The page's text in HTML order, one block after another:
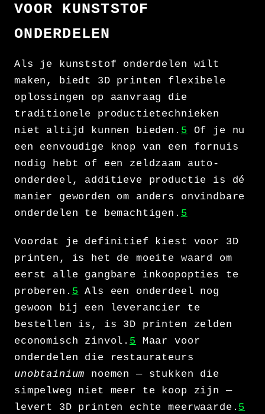
VOOR KUNSTSTOF
ONDERDELEN
Als je kunststof onderdelen wilt
maken, biedt 3D printen flexibele
oplossingen op aanvraag die
traditionele productietechnieken
niet altijd kunnen bieden. 5 Of je nu
een eenvoudige knop van een fornuis
nodig hebt of een zeldzaam auto-
onderdeel, additieve productie is dé
manier geworden om anders onvindbare
onderdelen te bemachtigen. 5
Voordat je definitief kiest voor 3D
printen, is het de moeite waard om
eerst alle gangbare inkoopopties te
proberen. 5 Als een onderdeel nog
gewoon bij een leverancier te
bestellen is, is 3D printen zelden
economisch zinvol. 5
Maar voor
onderdelen die restaurateurs
unobtainium noemen — stukken die
simpelweg niet meer te koop zijn —
levert 3D printen echte meerwaarde. 5